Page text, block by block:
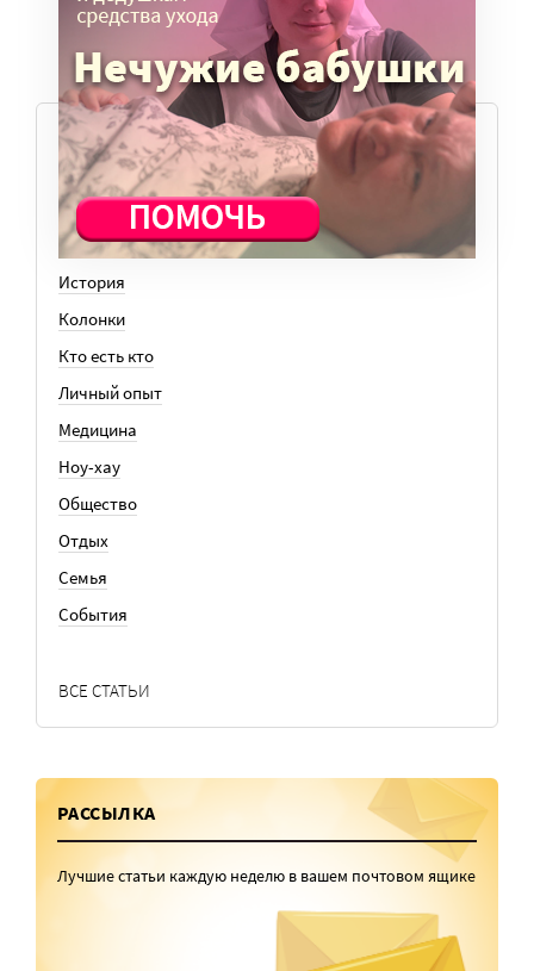
ТЕМЫ
Вера
Законы
История
Колонки
Кто есть кто
Личный опыт
Медицина
Ноу-хау
Общество
Отдых
Семья
События
ВСЕ СТАТЬИ
РАССЫЛКА
Лучшие статьи каждую неделю в вашем почтовом ящике